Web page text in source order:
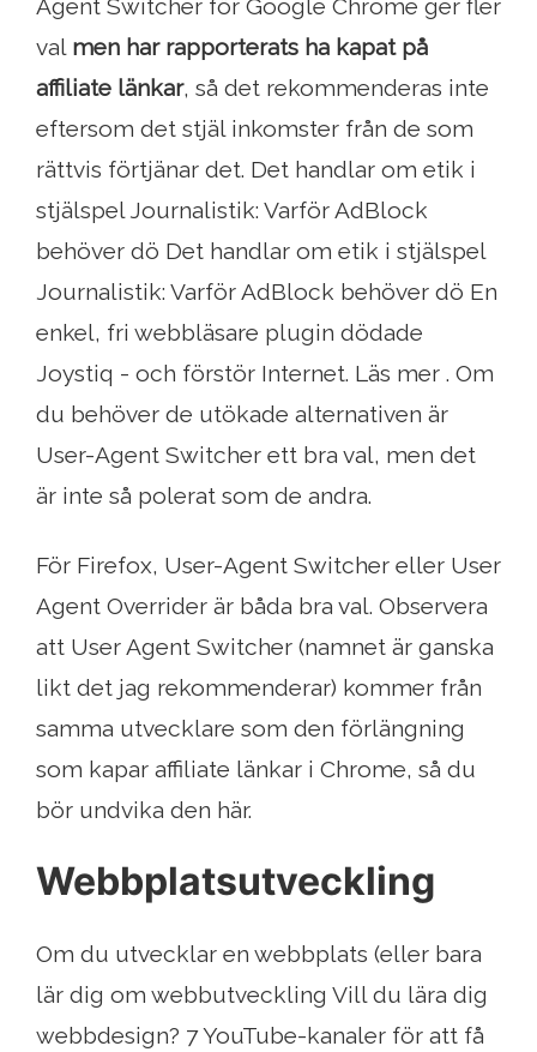
Agent Switcher för Google Chrome ger fler
val men har rapporterats ha kapat på
affiliate länkar, så det rekommenderas inte
eftersom det stjäl inkomster från de som
rättvis förtjänar det. Det handlar om etik i
stjälspel Journalistik: Varför AdBlock
behöver dö Det handlar om etik i stjälspel
Journalistik: Varför AdBlock behöver dö En
enkel, fri webbläsare plugin dödade
Joystiq - och förstör Internet. Läs mer . Om
du behöver de utökade alternativen är
User-Agent Switcher ett bra val, men det
är inte så polerat som de andra.
För Firefox, User-Agent Switcher eller User
Agent Overrider är båda bra val. Observera
att User Agent Switcher (namnet är ganska
likt det jag rekommenderar) kommer från
samma utvecklare som den förlängning
som kapar affiliate länkar i Chrome, så du
bör undvika den här.
Webbplatsutveckling
Om du utvecklar en webbplats (eller bara
lär dig om webbutveckling Vill du lära dig
webbdesign? 7 YouTube-kanaler för att få